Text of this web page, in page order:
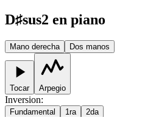
D♯sus2 en piano
Mano derecha Dos manos
Tocar Arpegio
Inversion:
Fundamental 1ra 2da